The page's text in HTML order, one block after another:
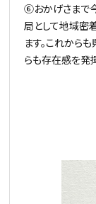
⑥おかげさまで
局として地域密
ます。これから
らも存在感を発